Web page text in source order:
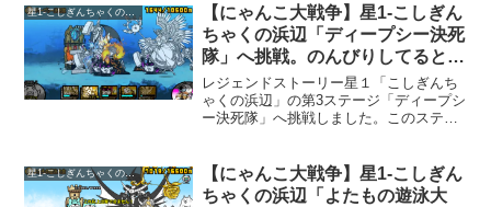
す。途中から「ダチョウ同好会」の数が
増えるので、増えても押さ...
【にゃんこ大戦争】星1-こしぎん
ちゃくの浜辺「ディープシー決死
隊」へ挑戦。のんびりしてると必
ず負けます。
レジェンドストーリー星１「こしぎんち
ゃくの浜辺」の第3ステージ「ディープシ
ー決死隊」へ挑戦しました。このステー
るステージです。過去にも似たようなス
テージがありました。一...
星1-こしぎんちゃくの浜辺
【にゃんこ大戦争】星1-こしぎん
ちゃくの浜辺「よたもの遊泳大